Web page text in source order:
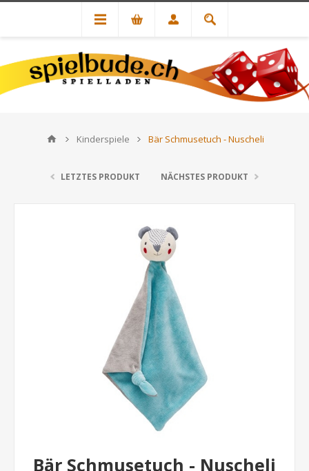
Kinderspiele Bär Schmusetuch - Nuscheli
LETZTES PRODUKT NÄCHSTES PRODUKT
Bär Schmusetuch - Nuscheli